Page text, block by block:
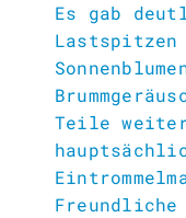
Es gab
Lastspitzen
Teile weiter
Freundliche